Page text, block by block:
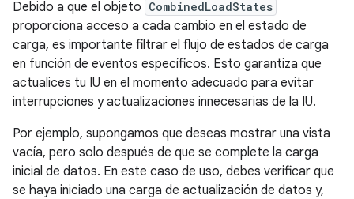
Debido a que el objeto CombinedLoadStates
proporciona acceso a cada cambio en el estado de
carga, es importante filtrar el flujo de estados de carga
en función de eventos específicos. Esto garantiza que
actualices tu IU en el momento adecuado para evitar
interrupciones y actualizaciones innecesarias de la IU.
Por ejemplo, supongamos que deseas mostrar una vista
vacía, pero solo después de que se complete la carga
inicial de datos. En este caso de uso, debes verificar que
se haya iniciado una carga de actualización de datos y,